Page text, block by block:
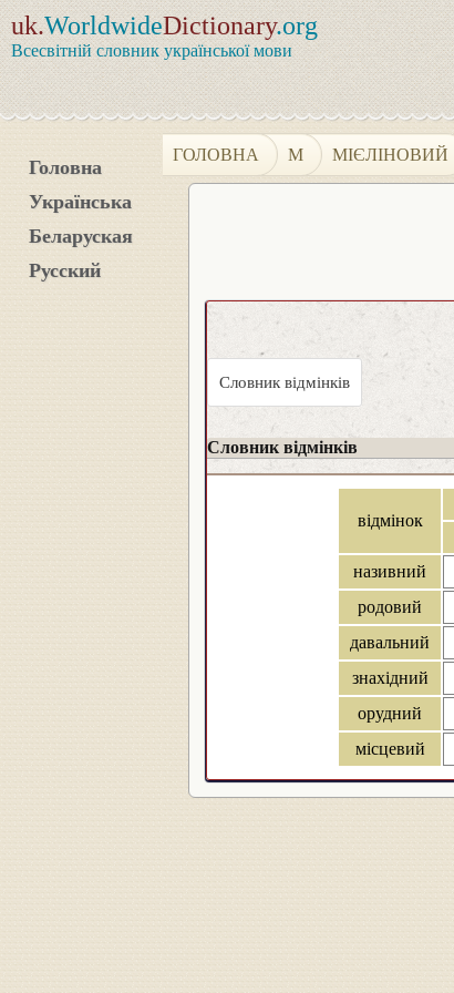
uk.WorldwideDictionary.org
Всесвітній словник української мови
Головна
Українська
Беларуская
Русский
ГОЛОВНА М МІЄЛІНОВИЙ
Словник відмінків
Словник відмінків
відмінок
називний
родовий
давальний
знахідний
орудний
місцевий